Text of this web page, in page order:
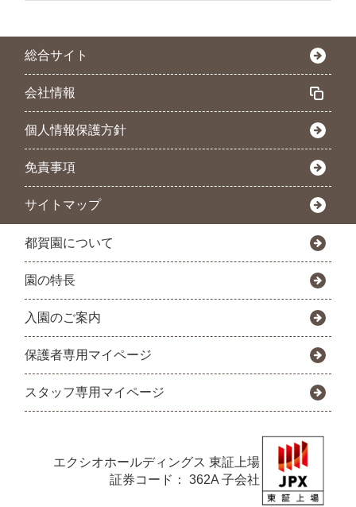
総合サイト
会社情報
個人情報保護方針
免責事項
サイトマップ
都賀園について
園の特長
入園のご案内
保護者専用マイページ
スタッフ専用マイページ
エクシオホールディングス 東証上場
証券コード： 362A 子会社